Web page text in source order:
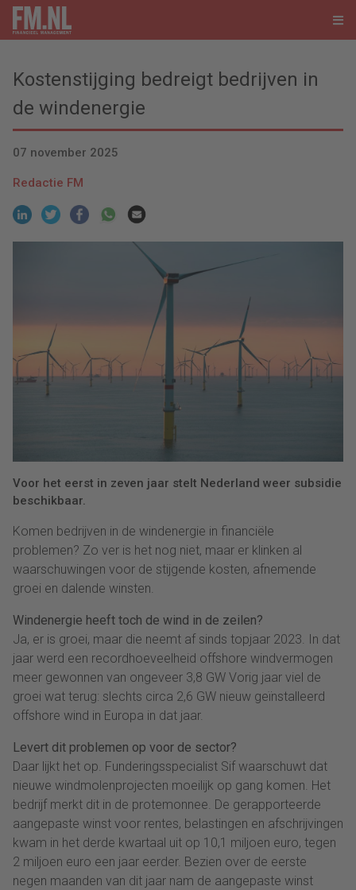
Kostenstijging bedreigt bedrijven in
de windenergie
07 november 2025
Redactie FM
Voor het eerst in zeven jaar stelt Nederland weer subsidie
beschikbaar.
Komen bedrijven in de windenergie in financiële
problemen? Zo ver is het nog niet, maar er klinken al
waarschuwingen voor de stijgende kosten, afnemende
groei en dalende winsten.
Windenergie heeft toch de wind in de zeilen?
Ja, er is groei, maar die neemt af sinds topjaar 2023. In dat
jaar werd een recordhoeveelheid offshore windvermogen
meer gewonnen van ongeveer 3,8 GW Vorig jaar viel de
groei wat terug: slechts circa 2,6 GW nieuw geïnstalleerd
offshore wind in Europa in dat jaar.
Levert dit problemen op voor de sector?
Daar lijkt het op. Funderingsspecialist Sif waarschuwt dat
nieuwe windmolenprojecten moeilijk op gang komen. Het
bedrijf merkt dit in de protemonnee. De gerapporteerde
aangepaste winst voor rentes, belastingen en afschrijvingen
kwam in het derde kwartaal uit op 10,1 miljoen euro, tegen
2 miljoen euro een jaar eerder. Bezien over de eerste
negen maanden van dit jaar nam de aangepaste winst